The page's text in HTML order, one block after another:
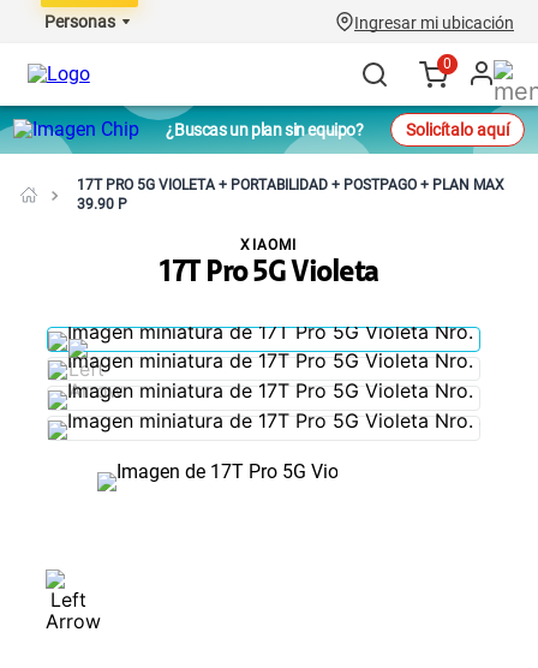
Personas Ingresar mi ubicación
0
¿Buscas un plan sin equipo? Solicítalo aquí
17T PRO 5G VIOLETA + PORTABILIDAD + POSTPAGO + PLAN MAX
39.90 P
17T Pro 5G Violeta
XIAOMI